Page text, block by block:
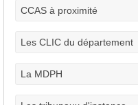
CCAS à proximité
Les CLIC du département
La MDPH